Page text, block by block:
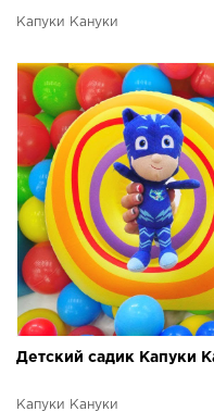
Капуки Кануки
Детский садик Капуки
Капуки Кануки